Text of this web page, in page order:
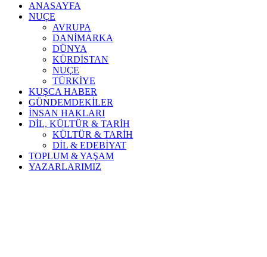
ANASAYFA
NUÇE
AVRUPA
DANİMARKA
DÜNYA
KÜRDİSTAN
NUÇE
TÜRKİYE
KUŞCA HABER
GÜNDEMDEKİLER
İNSAN HAKLARI
DİL, KÜLTÜR & TARİH
KÜLTÜR & TARİH
DİL & EDEBİYAT
TOPLUM & YAŞAM
YAZARLARIMIZ